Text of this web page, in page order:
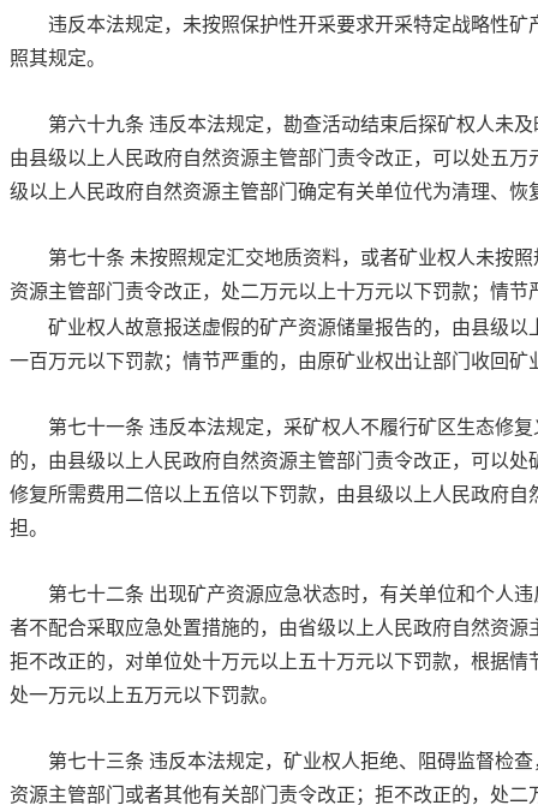
违反本法规定，未按照保护性开采要求开采特定战略性
照其规定。
第六十九条 违反本法规定，勘查活动结束后探矿权人未
由县级以上人民政府自然资源主管部门责令改正，可以处五
级以上人民政府自然资源主管部门确定有关单位代为清理、恢
第七十条 未按照规定汇交地质资料，或者矿业权人未按
资源主管部门责令改正，处二万元以上十万元以下罚款；情
矿业权人故意报送虚假的矿产资源储量报告的，由县级
一百万元以下罚款；情节严重的，由原矿业权出让部门收回矿
第七十一条 违反本法规定，采矿权人不履行矿区生态修
的，由县级以上人民政府自然资源主管部门责令改正，可以
修复所需费用二倍以上五倍以下罚款，由县级以上人民政府
担。
第七十二条 出现矿产资源应急状态时，有关单位和个人
者不配合采取应急处置措施的，由省级以上人民政府自然资
拒不改正的，对单位处十万元以上五十万元以下罚款，根据
处一万元以上五万元以下罚款。
第七十三条 违反本法规定，矿业权人拒绝、阻碍监督检
资源主管部门或者其他有关部门责令改正；拒不改正的，处二